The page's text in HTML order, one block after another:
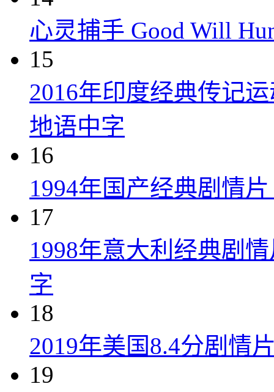
心灵捕手 Good Will
15
2016年印度经典传记
地语中字
16
1994年国产经典剧情
17
1998年意大利经典剧
字
18
2019年美国8.4分剧情
19